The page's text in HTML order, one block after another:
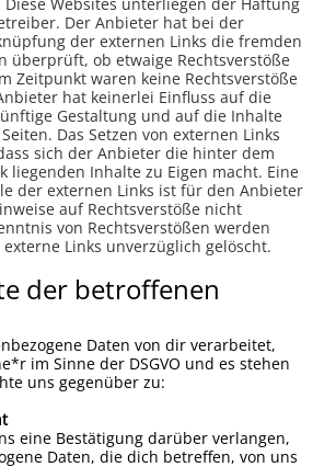
Der Anbieter hat bei der
der externen Links die fremden
überprüft, ob etwaige Rechtsverstöße
Zeitpunkt waren keine Rechtsverstöße
hat keinerlei Einfluss auf die
Gestaltung und auf die Inhalte
Das Setzen von externen Links
sich der Anbieter die hinter dem
liegenden Inhalte zu Eigen macht. Eine
der externen Links ist für den Anbieter
auf Rechtsverstöße nicht
von Rechtsverstößen werden
Links unverzüglich gelöscht.
der betroffenen
Daten von dir verarbeitet,
im Sinne der DSGVO und es stehen
uns gegenüber zu:
eine Bestätigung darüber verlangen,
Daten, die dich betreffen, von uns